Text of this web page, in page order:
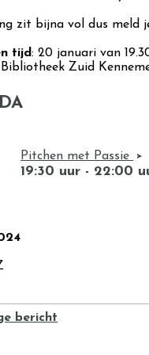
zit bijna vol dus meld
tijd: 20 januari van
Zuid
Pitchen met Passie
19:30 uur - 22:00
bericht